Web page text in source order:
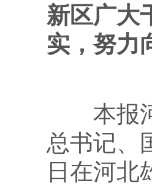
新区广大
实，努力
本报河
总书记、
日在河北